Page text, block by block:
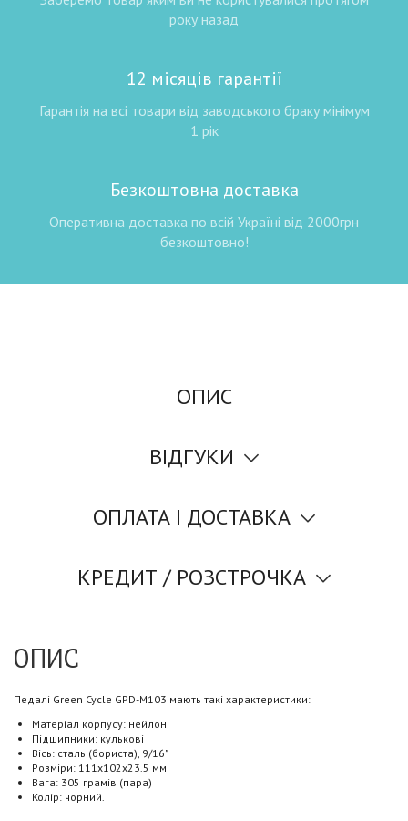
року назад
12 місяців гарантії
Гарантія на всі товари від заводського браку мінімум
1 рік
Безкоштовна доставка
Оперативна доставка по всій Україні від 2000грн
безкоштовно!
ОПИС
ВІДГУКИ
ОПЛАТА І ДОСТАВКА
КРЕДИТ / РОЗСТРОЧКА
ОПИС
Педалі Green Cycle GPD-M103 мають такі характеристики:
Матеріал корпусу: нейлон
Підшипники: кулькові
Вісь: сталь (бориста), 9/16"
Розміри: 111х102х23.5 мм
Вага: 305 грамів (пара)
Колір: чорний.